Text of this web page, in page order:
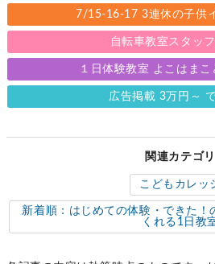
7/15-16-17 3連休の子供
自転車教室スタッ
１日体験教室 よこはまこ
広告掲載 3万円～ で
関連カテゴリ
こどもカレッ
新着順：はじめての体験・できた！
くれる1日教